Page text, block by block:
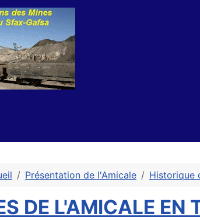
Présentation de l'Amicale Historique
DE L'AMICALE EN